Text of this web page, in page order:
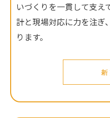
いづくりを一貫して支え
計と現場対応に力を注ぎ
ります。